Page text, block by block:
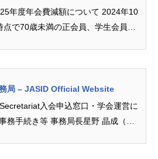
年度年会費減額について 2024年10
点で70歳未満の正会員、学生会員が
局 – JASID Official Website
入会申込窓口・学会運営に
務手続き等 事務局長星野 晶成（名